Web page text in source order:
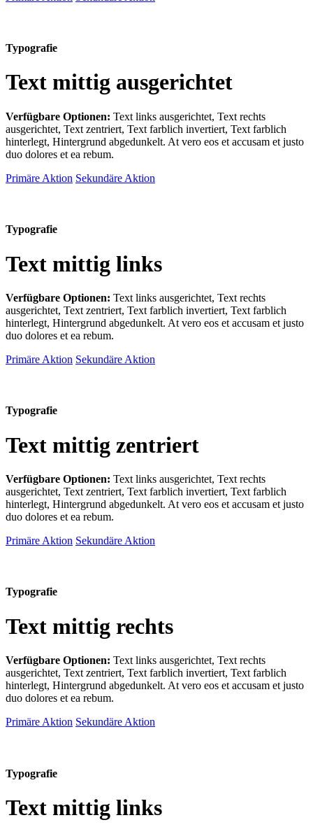
Typografie
Text mittig ausgerichtet
Verfügbare Optionen: Text links ausgerichtet, Text rechts
ausgerichtet, Text zentriert, Text farblich invertiert, Text farblich
hinterlegt, Hintergrund abgedunkelt. At vero eos et accusam et justo
duo dolores et ea rebum.
Primäre Aktion Sekundäre Aktion
Typografie
Text mittig links
Verfügbare Optionen: Text links ausgerichtet, Text rechts
ausgerichtet, Text zentriert, Text farblich invertiert, Text farblich
hinterlegt, Hintergrund abgedunkelt. At vero eos et accusam et justo
duo dolores et ea rebum.
Primäre Aktion Sekundäre Aktion
Typografie
Text mittig zentriert
Verfügbare Optionen: Text links ausgerichtet, Text rechts
ausgerichtet, Text zentriert, Text farblich invertiert, Text farblich
hinterlegt, Hintergrund abgedunkelt. At vero eos et accusam et justo
duo dolores et ea rebum.
Primäre Aktion Sekundäre Aktion
Typografie
Text mittig rechts
Verfügbare Optionen: Text links ausgerichtet, Text rechts
ausgerichtet, Text zentriert, Text farblich invertiert, Text farblich
hinterlegt, Hintergrund abgedunkelt. At vero eos et accusam et justo
duo dolores et ea rebum.
Primäre Aktion Sekundäre Aktion
Typografie
Text mittig links